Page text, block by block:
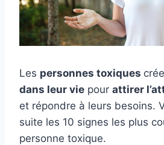
Les personnes toxiques
dans leur vie pour attirer
et répondre à leurs besoins.
suite les 10 signes les plus
personne toxique.